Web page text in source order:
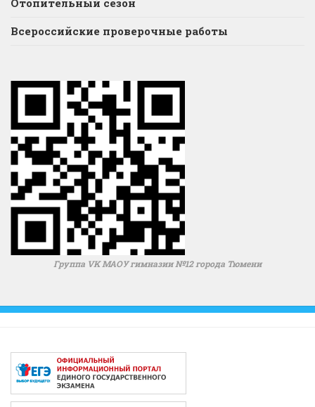
Всероссийские проверочные работы
Группа VK МАОУ гимназии №12 города Тюмени